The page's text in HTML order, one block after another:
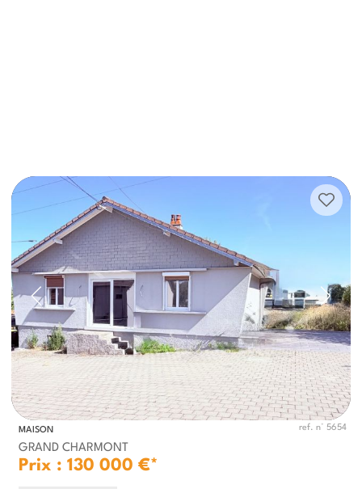
MAISON ref. n° 5654
GRAND CHARMONT
Prix : 130 000 €*